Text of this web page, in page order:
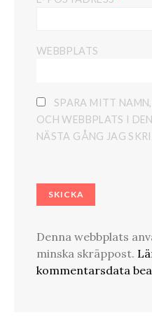
WEBBPLATS
SPARA MITT
OCH WEBBPLATS I
NÄSTA GÅNG JAG
Denna webbplats
minska skräppost.
kommentarsdata